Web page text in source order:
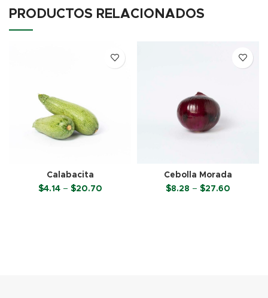
PRODUCTOS RELACIONADOS
Calabacita
$4.14 – $20.70Price
Cebolla Morada
$8.28 – $27.60